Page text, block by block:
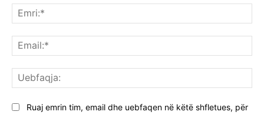
Ruaj emrin tim, email dhe uebfaqen në këtë shfletues, për